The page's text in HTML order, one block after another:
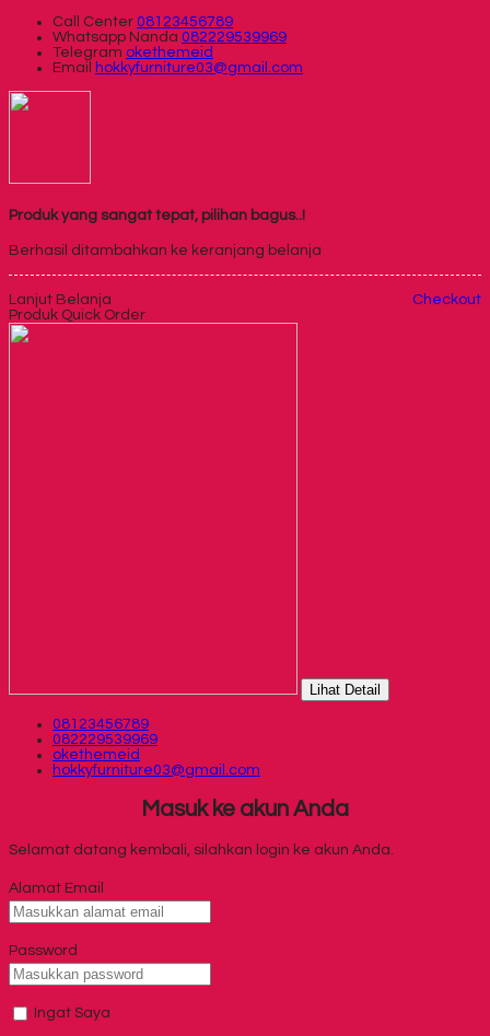
Call Center 08123456789
Whatsapp Nanda 082229539969
Telegram okethemeid
Email
hokkyfurniture03@gmail.com
Produk yang sangat tepat, pilihan bagus..!
Berhasil ditambahkan ke keranjang belanja
Lanjut Belanja
Checkout
Produk Quick Order
Lihat Detail
08123456789
082229539969
okethemeid
hokkyfurniture03@gmail.com
Masuk ke akun Anda
Selamat datang kembali, silahkan login ke akun Anda.
Alamat Email
Password
Ingat Saya